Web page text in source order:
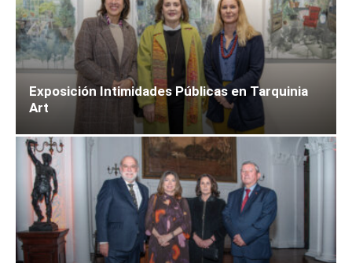
Exposición Intimidades Públicas en Tarquinia
Art